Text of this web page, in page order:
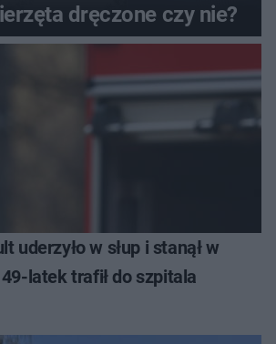
dręczone czy nie?
uderzyło w słup i stanął w
latek trafił do szpitala